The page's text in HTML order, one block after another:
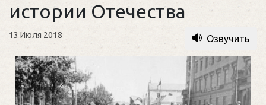
истории Отечества
13 Июля 2018 Озвучить